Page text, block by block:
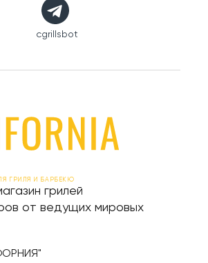
cgrillsbot
ГРИЛЯ И БАРБЕКЮ
грилей
от ведущих мировых